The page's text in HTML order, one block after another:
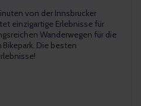
von der Innsbrucker
einzigartige Erlebnisse für
Wanderwegen für die
Die besten